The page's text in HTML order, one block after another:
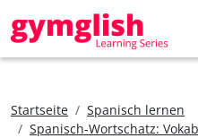
Startseite
Spanisch lernen
Spanisch-Wortschatz: